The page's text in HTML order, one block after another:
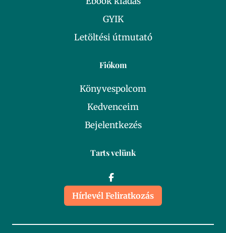
GYIK
Letöltési útmutató
Fiókom
Könyvespolcom
Kedvenceim
Bejelentkezés
Tarts velünk
Hírlevél Feliratkozás